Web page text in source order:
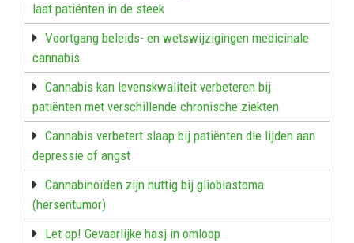
laat patiënten in de steek
Voortgang beleids- en wetswijzigingen medicinale
cannabis
Cannabis kan levenskwaliteit verbeteren bij
patiënten met verschillende chronische ziekten
Cannabis verbetert slaap bij patiënten die lijden aan
depressie of angst
Cannabinoïden zijn nuttig bij glioblastoma
(hersentumor)
Let op! Gevaarlijke hasj in omloop